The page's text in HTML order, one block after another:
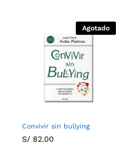
Agotado
Convivir sin bullying
S/ 82.00